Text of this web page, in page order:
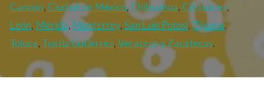
Cancún,Ciudad de México,Chihuahua,Cd Juárez,
León, Mérida, Monterrey,San Luis Potosí,Tijuana,
Toluca,Tuxtla Gutiérrez,Veracruzy Zacatecas.